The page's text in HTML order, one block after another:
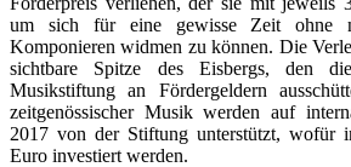
um sich für eine gewisse Zeit ohne
Komponieren widmen zu können. Die
sichtbare Spitze des Eisbergs, den
Musikstiftung an Fördergeldern
zeitgenössischer Musik werden auf
2017 von der Stiftung unterstützt, wofür
Euro investiert werden.